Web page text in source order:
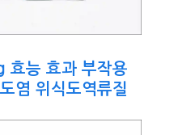
효능 효과 부작용
염 위식도역류질